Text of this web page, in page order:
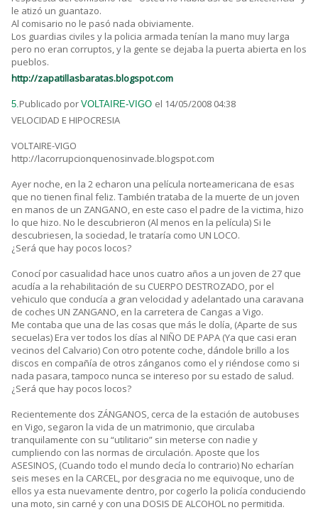
le atizó un guantazo.
Al comisario no le pasó nada obiviamente.
Los guardias civiles y la policia armada tenían la mano muy larga
pero no eran corruptos, y la gente se dejaba la puerta abierta en los
pueblos.
http://zapatillasbaratas.blogspot.com
5.Publicado por VOLTAIRE-VIGO el 14/05/2008 04:38
VELOCIDAD E HIPOCRESIA
VOLTAIRE-VIGO
http://lacorrupcionquenosinvade.blogspot.com
Ayer noche, en la 2 echaron una película norteamericana de esas
que no tienen final feliz. También trataba de la muerte de un joven
en manos de un ZANGANO, en este caso el padre de la victima, hizo
lo que hizo. No le descubrieron (Al menos en la película) Si le
descubriesen, la sociedad, le trataría como UN LOCO.
¿Será que hay pocos locos?
Conocí por casualidad hace unos cuatro años a un joven de 27 que
acudía a la rehabilitación de su CUERPO DESTROZADO, por el
vehiculo que conducía a gran velocidad y adelantado una caravana
de coches UN ZANGANO, en la carretera de Cangas a Vigo.
Me contaba que una de las cosas que más le dolía, (Aparte de sus
secuelas) Era ver todos los días al NIÑO DE PAPA (Ya que casi eran
vecinos del Calvario) Con otro potente coche, dándole brillo a los
discos en compañía de otros zánganos como el y riéndose como si
nada pasara, tampoco nunca se intereso por su estado de salud.
¿Será que hay pocos locos?
Recientemente dos ZÁNGANOS, cerca de la estación de autobuses
en Vigo, segaron la vida de un matrimonio, que circulaba
tranquilamente con su “utilitario” sin meterse con nadie y
cumpliendo con las normas de circulación. Aposte que los
ASESINOS, (Cuando todo el mundo decía lo contrario) No echarían
seis meses en la CARCEL, por desgracia no me equivoque, uno de
ellos ya esta nuevamente dentro, por cogerlo la policía conduciendo
una moto, sin carné y con una DOSIS DE ALCOHOL no permitida.